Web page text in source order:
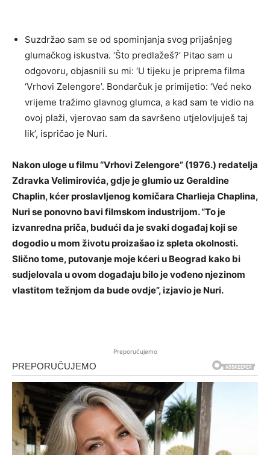
Suzdržao sam se od spominjanja svog prijašnjeg
glumačkog iskustva. ‘Što predlažeš?’ Pitao sam u
odgovoru, objasnili su mi: ‘U tijeku je priprema filma
‘Vrhovi Zelengore’. Bondarčuk je primijetio: ‘Već neko
vrijeme tražimo glavnog glumca, a kad sam te vidio na
ovoj plaži, vjerovao sam da savršeno utjelovljuješ taj
lik’, ispričao je Nuri.
Nakon uloge u filmu “Vrhovi Zelengore” (1976.) redatelja
Zdravka Velimirovića, gdje je glumio uz Geraldine
Chaplin, kćer proslavljenog komičara Charlieja Chaplina,
Nuri se ponovno bavi filmskom industrijom. “To je
izvanredna priča, budući da je svaki događaj koji se
dogodio u mom životu proizašao iz spleta okolnosti.
Slično tome, putovanje moje kćeri u Beograd kako bi
sudjelovala u ovom događaju bilo je vođeno njezinom
vlastitom težnjom da bude ovdje”, izjavio je Nuri.
Preporučujemo